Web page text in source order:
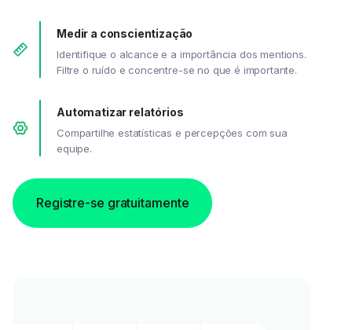
Medir a conscientização
Identifique o alcance e a importância dos mentions.
Filtre o ruído e concentre-se no que é importante.
Automatizar relatórios
Compartilhe estatísticas e percepções com sua
equipe.
Registre-se gratuitamente